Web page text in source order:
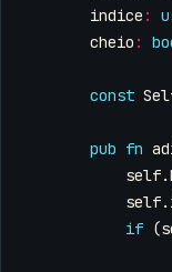
indice :
cheio :
const
pub fn
self.
self.
if (